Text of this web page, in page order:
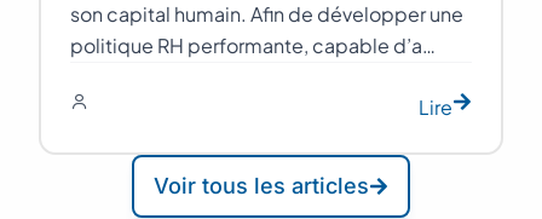
son capital humain. Afin de développer une
politique RH performante, capable d’a…
Lire
Voir tous les articles